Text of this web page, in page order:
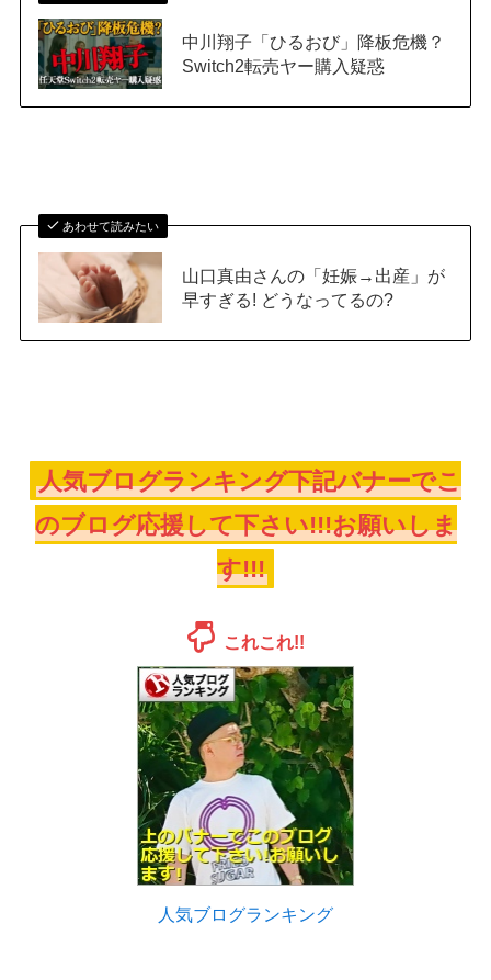
中川翔子「ひるおび」降板危機？
Switch2転売ヤー購入疑惑
あわせて読みたい
山口真由さんの「妊娠→出産」が
早すぎる! どうなってるの?
人気ブログランキング下記バナーでこ
のブログ応援して下さい!!!お願いしま
す!!!
これこれ!!
人気ブログランキング